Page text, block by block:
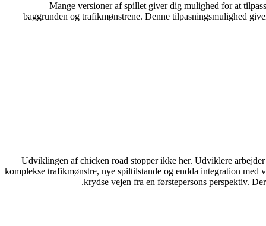
Mange versioner af spillet giver dig mulighed for at
baggrunden og trafikmønstrene. Denne tilpasningsmulighed
Udviklingen afchicken road stopper ikke her. Udviklere
komplekse trafikmønstre, nye spiltilstande og endda integration
krydse vejen fra en førstepersons perspektiv.